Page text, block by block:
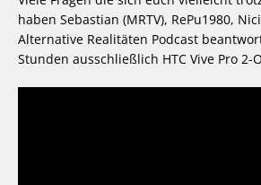
haben Sebastian (MRTV), RePu1980,
Alternative Realitäten Podcast
Stunden ausschließlich HTC Vive Pro 2-